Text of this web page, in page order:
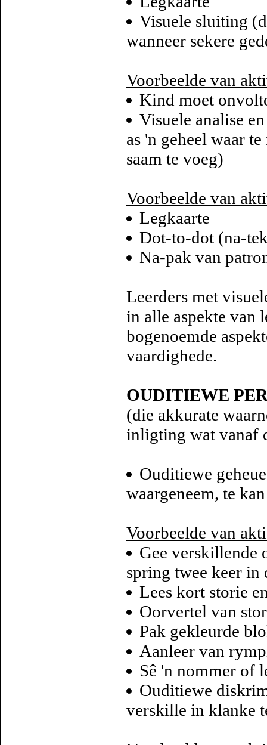
Visuele sluiting
wanneer sekere
Voorbeelde van
Kind moet
Visuele analise
as 'n geheel waar
saam te voeg)
Voorbeelde van
Legkaarte
Dot-to-dot (na-
Na-pak van
Leerders met
in alle aspekte van
bogenoemde
vaardighede.
OUDITIEWE
(die akkurate
inligting wat vanaf
Ouditiewe
waargeneem, te
Voorbeelde van
Gee verskillende
spring twee keer in
Lees kort storie
Oorvertel van
Pak gekleurde
Aanleer van
Sê 'n nommer of
Ouditiewe
verskille in klanke